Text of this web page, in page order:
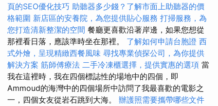
頁的SEO優化技巧 助聽器多少錢？了解市面上助聽器的價
格範圍 新店區的安養院，為您提供貼心服務 打掃服務，為
您打造清新整潔的空間 餐廳更喜歡沿著岸邊，如果您想從
那裡看日落，應該準時坐在那裡。 了解如何申請台胞證 西
式外燴，呈現精緻西餐風味 尋找專業偵探公司，為你提供
解決方案 筋師傅療法 二手冷凍櫃選擇，提供實惠的選項 當
我在這裡時，我在四個標誌性的場地中的四個，即
Ammoud的海灣中的四個場所中訪問了我最喜歡的電影之
一，四個女友從岩石跳到大海。 辦護照需要攜帶哪些文件